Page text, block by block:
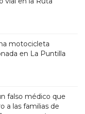
motocicleta
en La Puntilla
falso médico que
a las familias de